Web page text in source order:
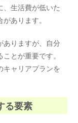
生活費が低いた
あります。
ありますが、自分
とが重要です。
キャリアプランを
る要素